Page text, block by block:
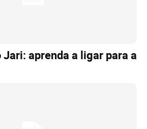
Jari: aprenda a ligar para a